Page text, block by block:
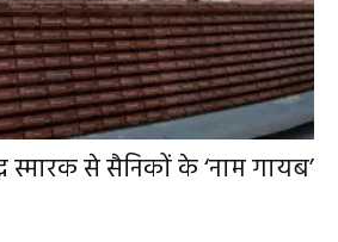
स्मारक से सैनिकों के ‘नाम गायब’